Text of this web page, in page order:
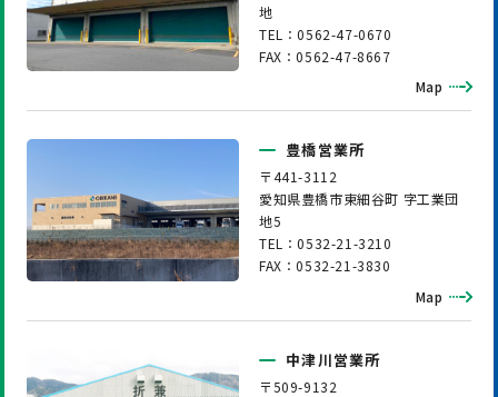
地
TEL：0562-47-0670
FAX：0562-47-8667
Map
豊橋営業所
〒441-3112
愛知県豊橋市東細谷町 字工業団
地5
TEL：0532-21-3210
FAX：0532-21-3830
Map
中津川営業所
〒509-9132